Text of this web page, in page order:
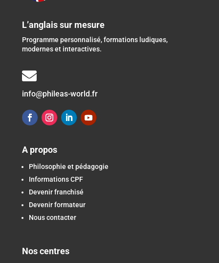
L’anglais sur mesure
Programme personnalisé, formations ludiques,
modernes et interactives.

info@phileas-world.fr
A propos
Philosophie et pédagogie
Informations CPF
Devenir franchisé
Devenir formateur
Nous contacter
Nos centres